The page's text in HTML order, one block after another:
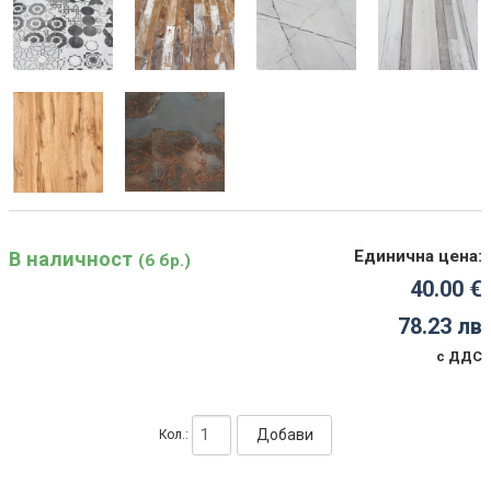
Единична цена:
40.00 €
78.23 лв
с ДДС
В наличност (6 бр.)
Кол.: Добави